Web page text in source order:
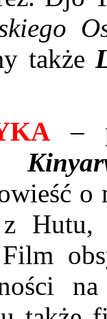
także
–
o
z